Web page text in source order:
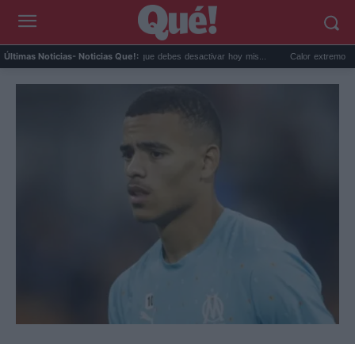
Últimas Noticias- Noticias Que!:
La opción de WhatsApp que debes desactivar hoy mis... Calor extremo y